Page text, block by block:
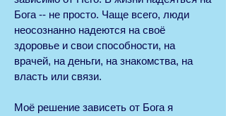
Бога -- не просто. Чаще всего, люди
неосознанно надеются на своё
здоровье и свои способности, на
врачей, на деньги, на знакомства, на
власть или связи.
Моё решение зависеть от Бога я